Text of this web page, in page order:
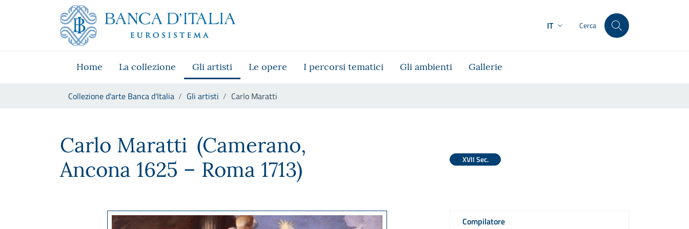
Skip to Main Content
Vai al sito istituzionale
Vai al menu di navigazione
Vai alla ricerca
Vai ai contenuti
IT Cerca
Home La collezione Gli artisti Le opere I percorsi tematici Gli ambienti Gallerie
Collezione d'arte Banca d'Italia Gli artisti Carlo Maratti
Carlo Maratti (Camerano,
Ancona 1625 – Roma 1713)
XVII Sec.
Compilatore